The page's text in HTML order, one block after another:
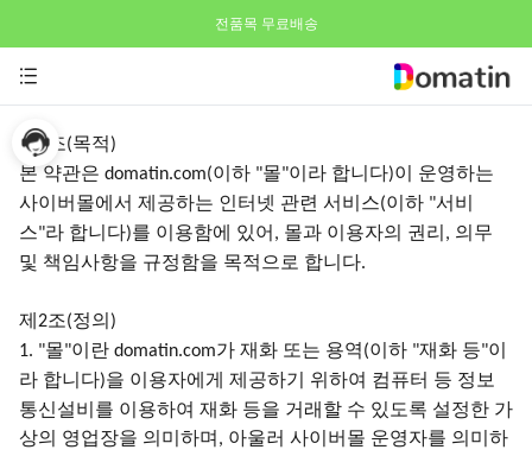
전품목 무료배송
제1조(목적)
본 약관은 domatin.com(이하 "몰"이라 합니다)이 운영하는
사이버몰에서 제공하는 인터넷 관련 서비스(이하 "서비
스"라 합니다)를 이용함에 있어 , 몰과 이용자의 권리 , 의무
및 책임사항을 규정함을 목적으로 합니다.
제 2조(정의 )
1. "몰"이란 domatin.com가 재화 또는 용역(이하 "재화 등"이
라 합니다)을 이용자에게 제공하기 위하여 컴퓨터 등 정보
통신설비를 이용하여 재화 등을 거래할 수 있도록 설정한 가
상의 영업장을 의미하며 , 아울러 사이버몰 운영자를 의미하